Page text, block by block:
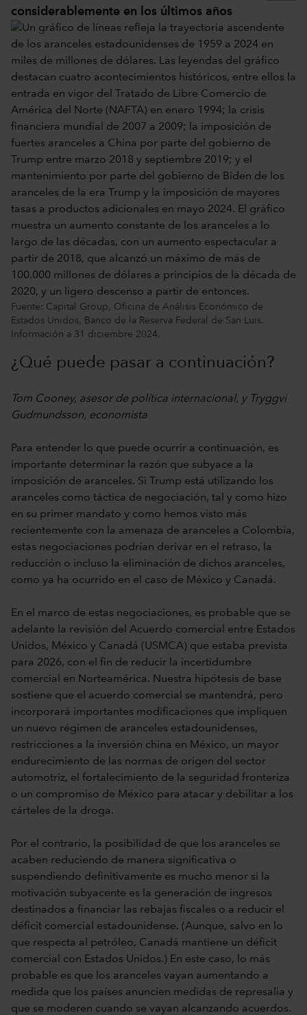
considerablemente en los últimos años
Fuente: Capital Group, Oficina de Análisis Económico de
Estados Unidos, Banco de la Reserva Federal de San Luis.
Información a 31 diciembre 2024.
¿Qué puede pasar a continuación?
Tom Cooney, asesor de política internacional, y Tryggvi
Gudmundsson, economista
Para entender lo que puede ocurrir a continuación, es
importante determinar la razón que subyace a la
imposición de aranceles. Si Trump está utilizando los
aranceles como táctica de negociación, tal y como hizo
en su primer mandato y como hemos visto más
recientemente con la amenaza de aranceles a Colombia,
estas negociaciones podrían derivar en el retraso, la
reducción o incluso la eliminación de dichos aranceles,
como ya ha ocurrido en el caso de México y Canadá.
En el marco de estas negociaciones, es probable que se
adelante la revisión del Acuerdo comercial entre Estados
Unidos, México y Canadá (USMCA) que estaba prevista
para 2026, con el fin de reducir la incertidumbre
comercial en Norteamérica. Nuestra hipótesis de base
sostiene que el acuerdo comercial se mantendrá, pero
incorporará importantes modificaciones que impliquen
un nuevo régimen de aranceles estadounidenses,
restricciones a la inversión china en México, un mayor
endurecimiento de las normas de origen del sector
automotriz, el fortalecimiento de la seguridad fronteriza
o un compromiso de México para atacar y debilitar a los
cárteles de la droga.
Por el contrario, la posibilidad de que los aranceles se
acaben reduciendo de manera significativa o
suspendiendo definitivamente es mucho menor si la
motivación subyacente es la generación de ingresos
destinados a financiar las rebajas fiscales o a reducir el
déficit comercial estadounidense. (Aunque, salvo en lo
que respecta al petróleo, Canadá mantiene un déficit
comercial con Estados Unidos.) En este caso, lo más
probable es que los aranceles vayan aumentando a
medida que los países anuncien medidas de represalia y
que se moderen cuando se vayan alcanzando acuerdos.